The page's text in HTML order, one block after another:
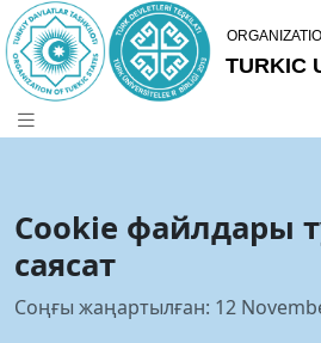
Cookie файлдары
саясат
Соңғы жаңартылған: 12